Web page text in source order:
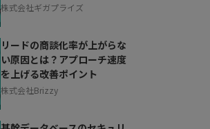
株式会社ギガプライズ
リードの商談化率が上がらな
い原因とは？アプローチ速度
を上げる改善ポイント
株式会社Brizzy